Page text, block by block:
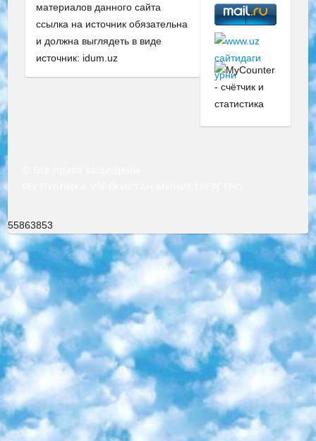
материалов данного сайта
ссылка на источник обязательна
и должна выглядеть в виде
источник: idum.uz
55863853